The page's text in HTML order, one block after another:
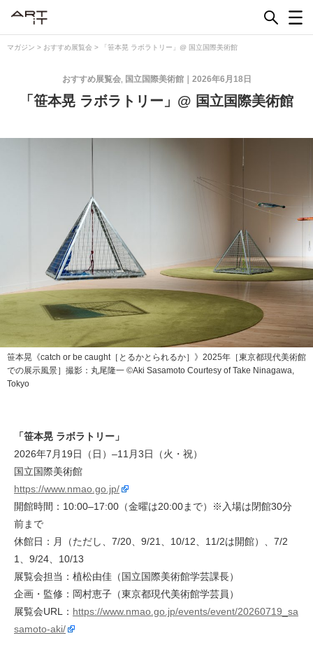
マガジン > おすすめ展覧会 > 「笹本晃 ラボラトリー」@ 国立国際美術館
2026年6月18日
おすすめ展覧会, 国立国際美術館
「笹本晃 ラボラトリー」@ 国立国際美術館
笹本晃《catch or be caught［とるかとられるか］》2025年［東京都現代美術館
での展示風景］撮影：丸尾隆一 ©Aki Sasamoto Courtesy of Take Ninagawa,
Tokyo
「笹本晃 ラボラトリー」
2026年7月19日（日）–11月3日（火・祝）
国立国際美術館
https://www.nmao.go.jp/
開館時間：10:00–17:00（金曜は20:00まで）※入場は閉館30分
前まで
休館日：月（ただし、7/20、9/21、10/12、11/2は開館）、7/2
1、9/24、10/13
展覧会担当：植松由佳（国立国際美術館学芸課長）
企画・監修：岡村恵子（東京都現代美術館学芸員）
展覧会URL： https://www.nmao.go.jp/events/event/20260719_sa
samoto-aki/